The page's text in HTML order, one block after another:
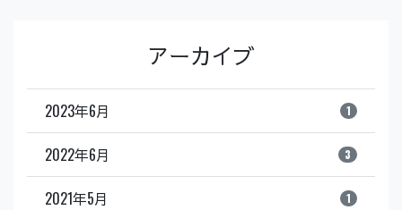
アーカイブ
2023年6月 1
2022年6月 3
2021年5月 1